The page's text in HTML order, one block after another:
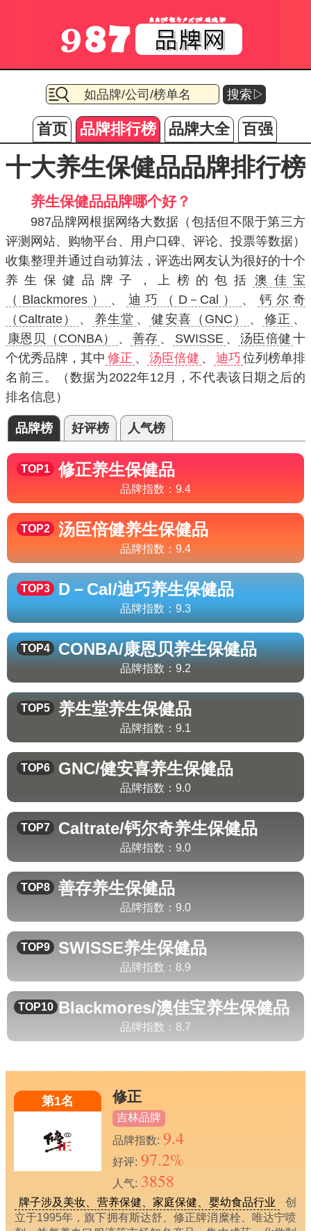
搜索▷
首页 品牌排行榜 品牌大全 百强
十大养生保健品品牌排行榜
养生保健品品牌哪个好？
987品牌网根据网络大数据（包括但不限于第三方
评测网站、购物平台、用户口碑、评论、投票等数据）
收集整理并通过自动算法，评选出网友认为很好的十个
养生保健品牌子，上榜的包括
澳佳宝
（Blackmores）
、 迪巧（D－Cal） 、
钙尔奇
（Caltrate）
、 养生堂 、 健安喜（GNC） 、 修正 、
康恩贝（CONBA）
、 善存 、 SWISSE 、 汤臣倍健 十
个优秀品牌，其中 修正 、 汤臣倍健 、 迪巧 位列榜单排
名前三。（数据为2022年12月，不代表该日期之后的
排名信息）
品牌榜 好评榜 人气榜
TOP1 修正养生保健品
品牌指数： 9.4
TOP2 汤臣倍健养生保健品
品牌指数： 9.4
TOP3 D－Cal/迪巧养生保健品
品牌指数： 9.3
TOP4 CONBA/康恩贝养生保健品
品牌指数： 9.2
TOP5 养生堂养生保健品
品牌指数： 9.1
TOP6 GNC/健安喜养生保健品
品牌指数： 9.0
TOP7 Caltrate/钙尔奇养生保健品
品牌指数： 9.0
TOP8 善存养生保健品
品牌指数： 9.0
TOP9 SWISSE养生保健品
品牌指数： 8.9
TOP10 Blackmores/澳佳宝养生保健品
品牌指数： 8.7
第1名 修正
吉林品牌
品牌指数: 9.4
好评: 97.2%
人气: 3858
牌子涉及美妆、营养保健、家庭保健、婴幼食品行业
创
立于1995年，旗下拥有斯达舒、修正牌消糜栓、唯达宁喷